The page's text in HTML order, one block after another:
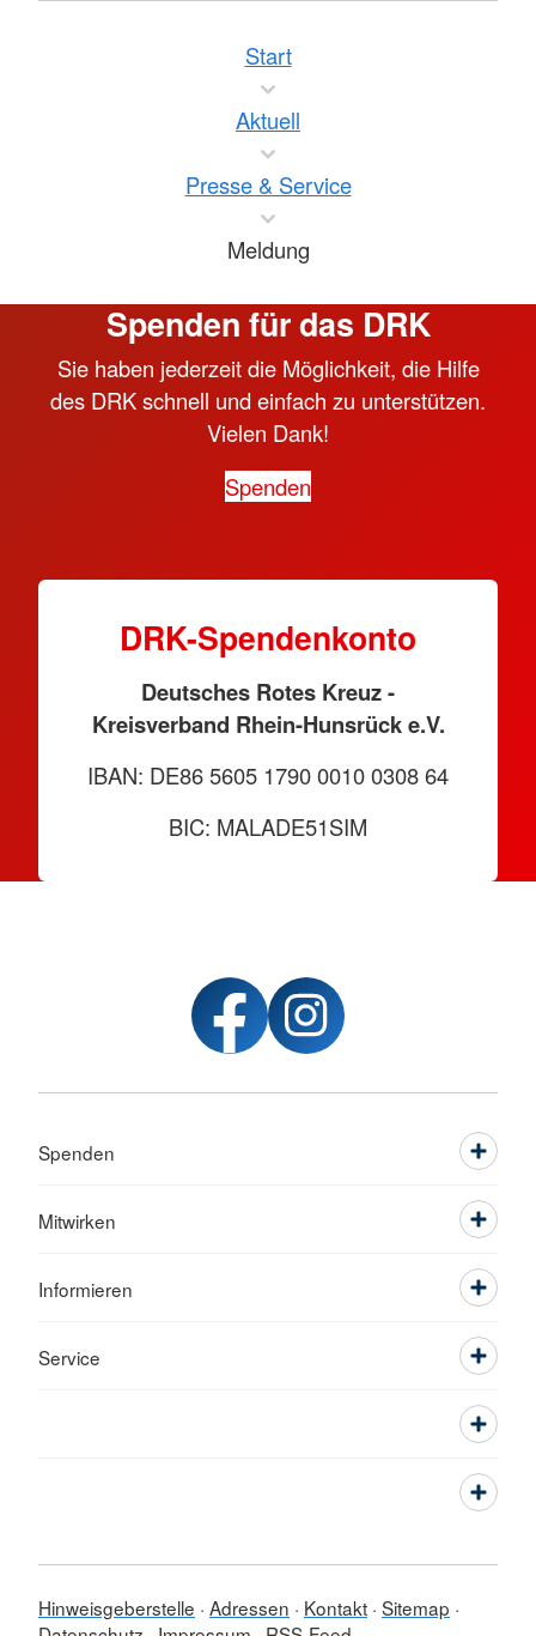
Start
Aktuell
Presse & Service
Meldung
Spenden für das DRK
Sie haben jederzeit die Möglichkeit, die Hilfe
des DRK schnell und einfach zu unterstützen.
Vielen Dank!
Spenden
DRK-Spendenkonto
Deutsches Rotes Kreuz -
Kreisverband Rhein-Hunsrück e.V.
IBAN: DE86 5605 1790 0010 0308 64
BIC: MALADE51SIM
Spenden
Mitwirken
Informieren
Service
Hinweisgeberstelle Adressen Kontakt Sitemap